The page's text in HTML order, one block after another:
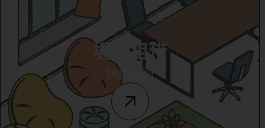
場地租借
快速便利